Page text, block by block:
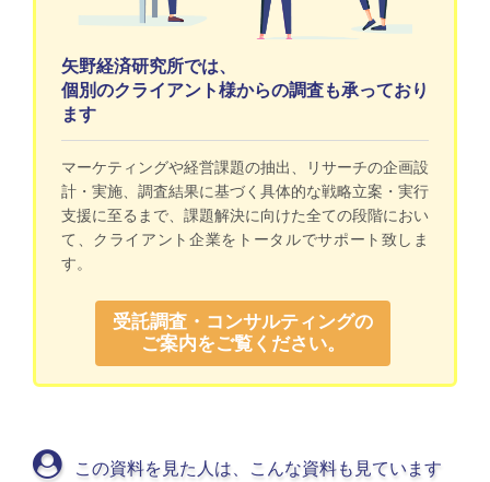
矢野経済研究所では、
個別のクライアント様からの調査も承っており
ます
マーケティングや経営課題の抽出、リサーチの企画設
計・実施、調査結果に基づく具体的な戦略立案・実行
支援に至るまで、課題解決に向けた全ての段階におい
て、クライアント企業をトータルでサポート致しま
す。
受託調査・コンサルティングの
ご案内をご覧ください。
この資料を見た人は、こんな資料も見ています